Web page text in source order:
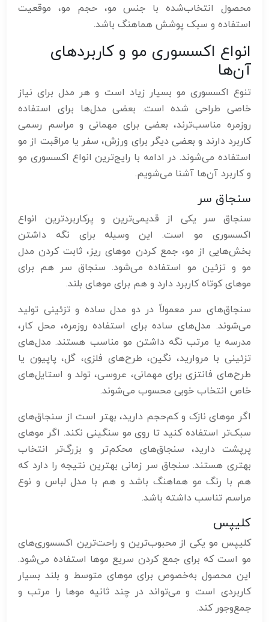
محصول انتخاب‌شده با جنس مو، حجم مو، موقعیت
استفاده و سبک پوشش هماهنگ باشد.
انواع اکسسوری مو و کاربردهای
آن‌ها
تنوع اکسسوری مو بسیار زیاد است و هر مدل برای نیاز
خاصی طراحی شده است. بعضی مدل‌ها برای استفاده
روزمره مناسب‌ترند، بعضی برای مهمانی و مراسم رسمی
کاربرد دارند و بعضی دیگر برای ورزش، سفر یا مراقبت از مو
استفاده می‌شوند. در ادامه با رایج‌ترین انواع اکسسوری مو
و کاربرد آن‌ها آشنا می‌شویم.
سنجاق سر
سنجاق سر یکی از قدیمی‌ترین و پرکاربردترین انواع
اکسسوری مو است. این وسیله برای نگه داشتن
بخش‌هایی از مو، جمع کردن موهای ریز، ثابت کردن مدل
مو و تزئین مو استفاده می‌شود. سنجاق سر هم برای
موهای کوتاه کاربرد دارد و هم برای موهای بلند.
سنجاق‌های سر معمولاً در دو مدل ساده و تزئینی تولید
می‌شوند. مدل‌های ساده برای استفاده روزمره، محل کار،
مدرسه یا مرتب نگه داشتن مو مناسب هستند. مدل‌های
تزئینی با مروارید، نگین، طرح‌های فلزی، گل، پاپیون یا
طرح‌های فانتزی برای مهمانی، عروسی، تولد و استایل‌های
خاص انتخاب خوبی محسوب می‌شوند.
اگر موهای نازک و کم‌حجم دارید، بهتر است از سنجاق‌های
سبک‌تر استفاده کنید تا روی مو سنگینی نکند. اگر موهای
پرپشت دارید، سنجاق‌های محکم‌تر و بزرگ‌تر انتخاب
بهتری هستند. سنجاق سر زمانی بهترین نتیجه را دارد که
هم با رنگ مو هماهنگ باشد و هم با مدل لباس و نوع
مراسم تناسب داشته باشد.
کلیپس
کلیپس مو یکی از محبوب‌ترین و راحت‌ترین اکسسوری‌های
مو است که برای جمع کردن سریع موها استفاده می‌شود.
این محصول به‌خصوص برای موهای متوسط و بلند بسیار
کاربردی است و می‌تواند در چند ثانیه موها را مرتب و
جمع‌وجور کند.